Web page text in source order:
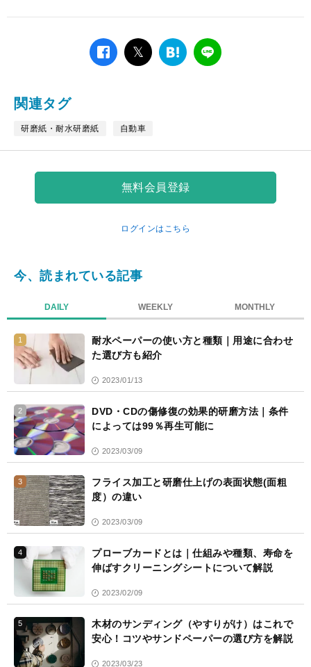
facebook
twitterは
ー
ク
LINE
関連タグ
研磨紙・耐水研磨紙 自動車
無料会員登録
ログインはこちら
今、読まれている記事
DAILY WEEKLY MONTHLY
1
耐水ペーパーの使い方と種類｜用途に合わせ
た選び方も紹介
2023/01/13
2
DVD・CDの傷修復の効果的研磨方法｜条件
によっては99％再生可能に
2023/03/09
3
フライス加工と研磨仕上げの表面状態(面粗
度）の違い
2023/03/09
4
プローブカードとは｜仕組みや種類、寿命を
伸ばすクリーニングシートについて解説
2023/02/09
5
木材のサンディング（やすりがけ）はこれで
安心！コツやサンドペーパーの選び方を解説
2023/03/23